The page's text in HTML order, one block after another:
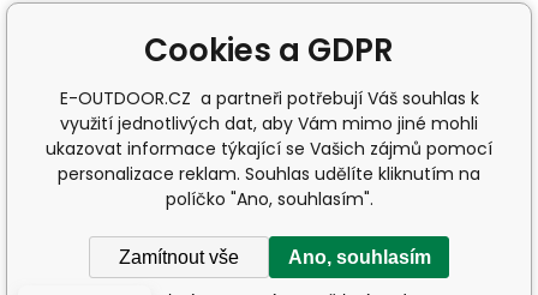
Cookies a GDPR
E-OUTDOOR.CZ a partneři potřebují Váš souhlas k
využití jednotlivých dat, aby Vám mimo jiné mohli
ukazovat informace týkající se Vašich zájmů pomocí
personalizace reklam. Souhlas udělíte kliknutím na
políčko "Ano, souhlasím".
Zamítnout vše Ano, souhlasím